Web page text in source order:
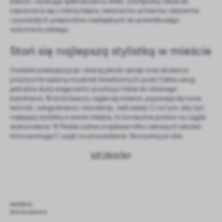
zapoznania się z ofertą klejów, removerów, primerów, cleanerów
i pozostałych preparatów niezbędnych do prawidłowego
wykonania zabiegu.
Stań się najlepszą stylistką w mieście
Osobiste predyspozycje i dobrej jakości sprzęt oraz akcesoria
pozytywnie wpłyną na jakość świadczonych przez Ciebie usług,
jednakże dużą wagę warto przyłożyć także do własnego
kształcenia. Branża beauty ciągle się zmienia, pojawiają się nowe
techniki, udogodnienia i standardy. Jeśli zależy Ci na tym, aby być
najlepszą stylistką w swoim mieście, to koniecznie postaw na ciągłe
doskonalenie. W Noble Lashes znajdziesz kilka ciekawych szkoleń,
które pomogą Ci wyjść na prowadzenie. Skorzystaj już dziś.
SZCZEGÓŁY